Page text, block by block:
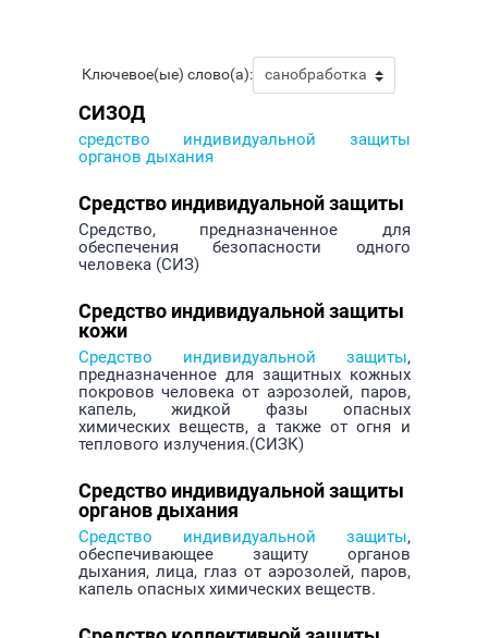
Ключевое(ые) слово(а):
СИЗОД
средство индивидуальной защиты
органов дыхания
Средство индивидуальной защиты
Средство, предназначенное для
обеспечения безопасности одного
человека (СИЗ)
Средство индивидуальной защиты
кожи
Средство индивидуальной защиты,
предназначенное для защитных кожных
покровов человека от аэрозолей, паров,
капель, жидкой фазы опасных
химических веществ, а также от огня и
теплового излучения.(СИЗК)
Средство индивидуальной защиты
органов дыхания
Средство индивидуальной защиты,
обеспечивающее защиту органов
дыхания, лица, глаз от аэрозолей, паров,
капель опасных химических веществ.